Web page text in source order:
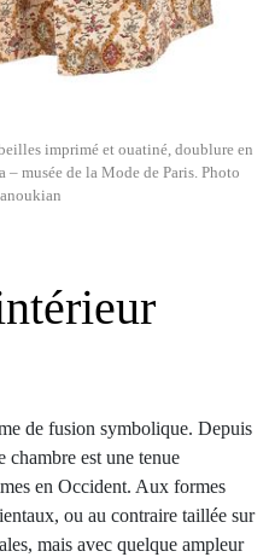
imprimé et ouatiné, doublure en
– musée de la Mode de Paris. Photo
de fusion symbolique. Depuis
chambre est une tenue
en Occident. Aux formes
ou au contraire taillée sur
mais avec quelque ampleur